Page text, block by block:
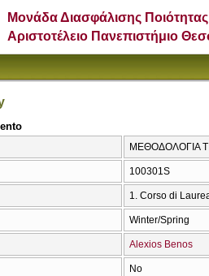
Μονάδα Διασφάλισης Ποιότητας
Αριστοτέλειο Πανεπιστήμιο
ΜΕΘΟΔΟΛΟΓΙΑ
100301S
1. Corso di
Winter/Spring
Alexios Benos
No